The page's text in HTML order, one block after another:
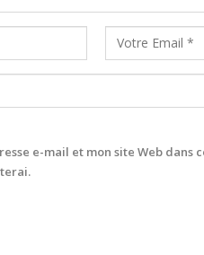
e-mail et mon site Web dans